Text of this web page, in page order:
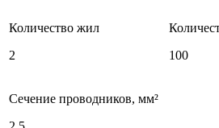
Количество жил
2
100
Сечение проводников, мм²